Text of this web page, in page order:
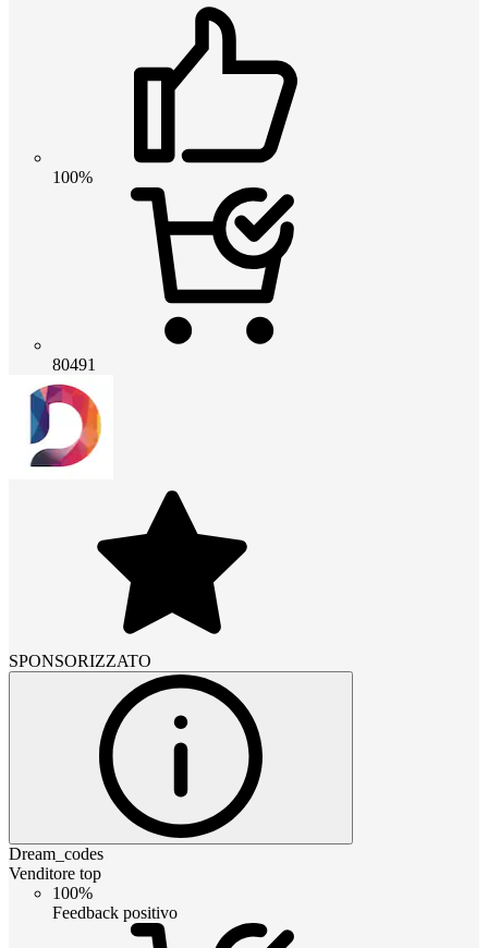
100%
80491
SPONSORIZZATO
Dream_codes
Venditore top
100%
Feedback positivo